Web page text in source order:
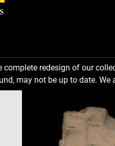
complete redesign of our
may not be up to date.